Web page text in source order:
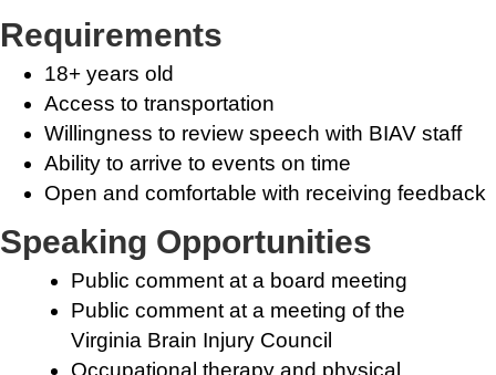
Requirements
18+ years old
Access to transportation
Willingness to review speech with BIAV staff
Ability to arrive to events on time
Open and comfortable with receiving feedback
Speaking Opportunities
Public comment at a board meeting
Public comment at a meeting of the
Virginia Brain Injury Council
Occupational therapy and physical